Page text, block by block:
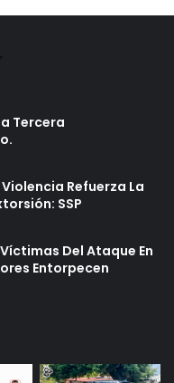
Tercera
Refuerza La
SSP
Del Ataque En
Entorpecen